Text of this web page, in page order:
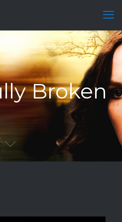
Broken